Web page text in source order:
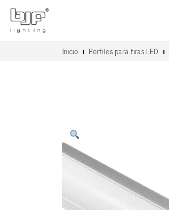
Inicio Perfiles para tiras LED